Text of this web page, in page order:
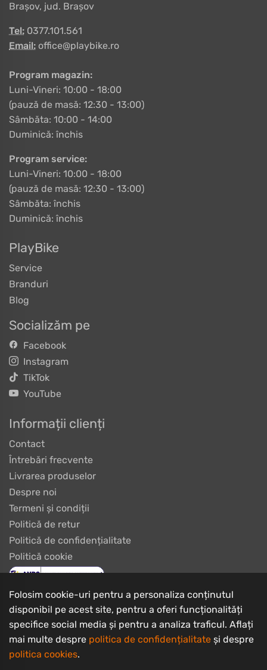
Brașov, jud. Brașov
Tel: 0377.101.561
Email: office@playbike.ro
Program magazin:
Luni-Vineri: 10:00 - 18:00
(pauză de masă: 12:30 - 13:00)
Sâmbăta: 10:00 - 14:00
Duminică: închis
Program service:
Luni-Vineri: 10:00 - 18:00
(pauză de masă: 12:30 - 13:00)
Sâmbăta: închis
Duminică: închis
PlayBike
Service
Branduri
Blog
Socializăm pe
Facebook
Instagram
TikTok
YouTube
Informații clienți
Contact
Întrebări frecvente
Livrarea produselor
Despre noi
Termeni și condiții
Politică de retur
Politică de confidențialitate
Politică cookie
Folosim cookie-uri pentru a personaliza conținutul
disponibil pe acest site, pentru a oferi funcționalități
specifice social media și pentru a analiza traficul. Aflați
mai multe despre politica de confidențialitate și despre
politica cookies.